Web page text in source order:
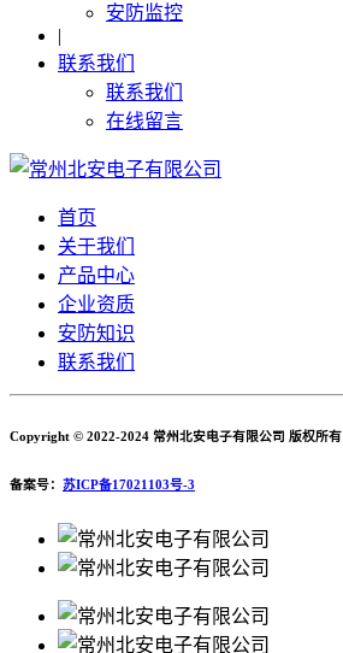
安防监控
|
联系我们
联系我们
在线留言
首页
关于我们
产品中心
企业资质
安防知识
联系我们
Copyright © 2022-2024 常州北安电子有限公司 版权所有
备案号： 苏ICP备17021103号-3